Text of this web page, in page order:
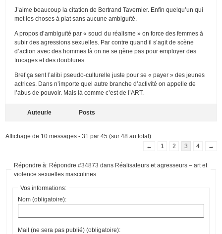
J’aime beaucoup la citation de Bertrand Tavernier. Enfin quelqu’un qui
met les choses à plat sans aucune ambiguïté.
A propos d’ambiguïté par « souci du réalisme » on force des femmes à
subir des agressions sexuelles. Par contre quand il s’agit de scène
d’action avec des hommes là on ne se gène pas pour employer des
trucages et des doublures.
Bref ça sent l’alibi pseudo-culturelle juste pour se « payer » des jeunes
actrices. Dans n’importe quel autre branche d’activité on appelle de
l’abus de pouvoir. Mais là comme c’est de l’ART.
Auteur/e Posts
Affichage de 10 messages - 31 par 45 (sur 48 au total)
←
1 2 3 4 →
Répondre à: Répondre #34873 dans Réalisateurs et agresseurs – art et
violence sexuelles masculines
Vos informations:
Nom (obligatoire):
Mail (ne sera pas publié) (obligatoire):